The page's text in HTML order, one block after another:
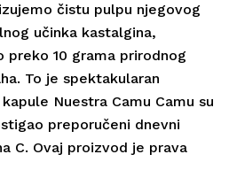
čistu pulpu njegovog
učinka kastalgina,
preko 10 grama prirodnog
To je spektakularan
Nuestra Camu Camu su
preporučeni dnevni
C. Ovaj proizvod je prava